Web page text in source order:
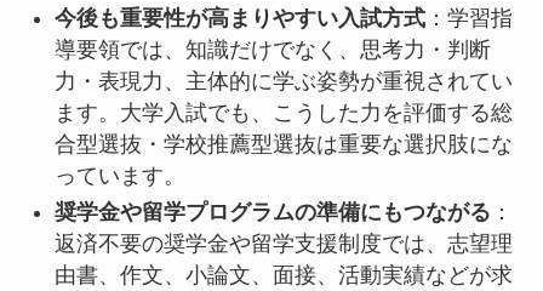
今後も重要性が高まりやすい入試方式：学習指
導要領では、知識だけでなく、思考力・判断
力・表現力、主体的に学ぶ姿勢が重視されてい
ます。大学入試でも、こうした力を評価する総
合型選抜・学校推薦型選抜は重要な選択肢にな
っています。
奨学金や留学プログラムの準備にもつながる ：
返済不要の奨学金や留学支援制度では、志望理
由書、作文、小論文、面接、活動実績などが求